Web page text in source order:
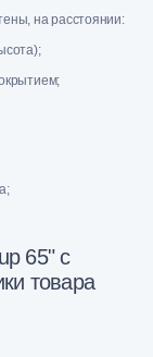
на расстоянии:
65" с
товара